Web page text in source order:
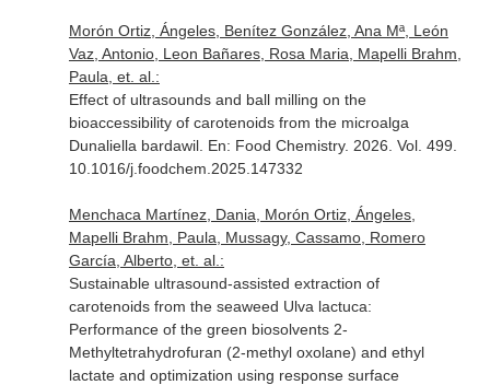
Morón Ortiz, Ángeles, Benítez González, Ana Mª, León
Vaz, Antonio, Leon Bañares, Rosa Maria, Mapelli Brahm,
Paula, et. al.:
Effect of ultrasounds and ball milling on the
bioaccessibility of carotenoids from the microalga
Dunaliella bardawil. En: Food Chemistry. 2026. Vol. 499.
10.1016/j.foodchem.2025.147332
Menchaca Martínez, Dania, Morón Ortiz, Ángeles,
Mapelli Brahm, Paula, Mussagy, Cassamo, Romero
García, Alberto, et. al.:
Sustainable ultrasound-assisted extraction of
carotenoids from the seaweed Ulva lactuca:
Performance of the green biosolvents 2-
Methyltetrahydrofuran (2-methyl oxolane) and ethyl
lactate and optimization using response surface